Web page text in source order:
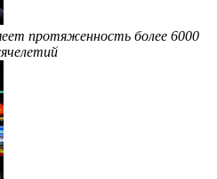
протяженность более 6000